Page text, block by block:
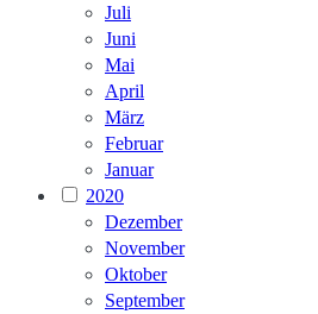
Juli
Juni
Mai
April
März
Februar
Januar
2020
Dezember
November
Oktober
September